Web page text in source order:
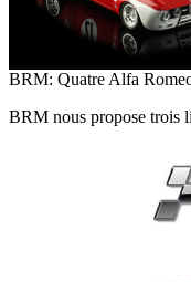
BRM: Quatre Alfa
BRM nous propose trois